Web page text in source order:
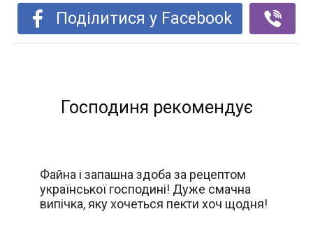
Поділитися у Facebook
Господиня рекомендує
Файна і запашна здоба за рецептом
української господині! Дуже смачна
випічка, яку хочеться пекти хоч щодня!